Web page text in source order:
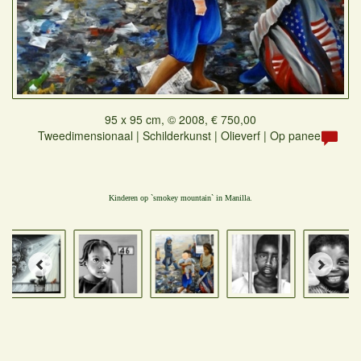
95 x 95 cm, © 2008, € 750,00
Tweedimensionaal | Schilderkunst | Olieverf | Op paneel
Kinderen op `smokey mountain` in Manilla.